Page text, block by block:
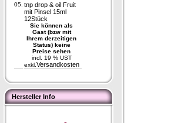
05. tnp drop & oil Fruit
mit Pinsel 15ml
12Stück
Sie können als
Gast (bzw mit
Ihrem derzeitigen
Status) keine
Preise sehen
incl. 19 % UST
exkl. Versandkosten
Hersteller Info